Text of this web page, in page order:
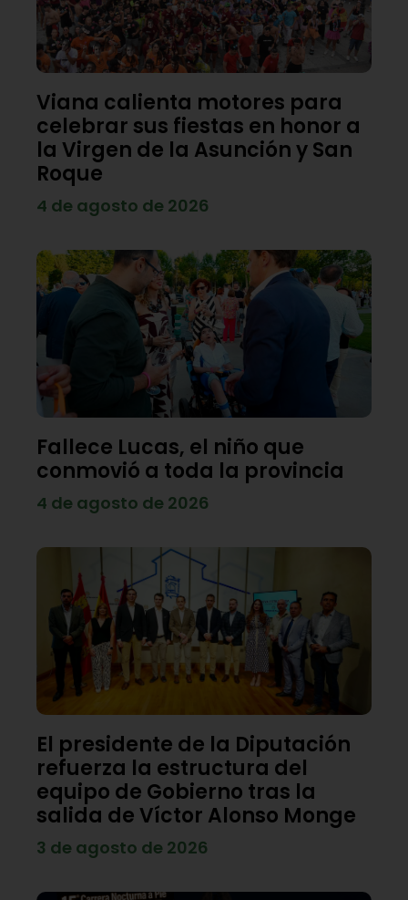
Viana calienta motores para
celebrar sus fiestas en honor a
la Virgen de la Asunción y San
Roque
4 de agosto de 2026
Fallece Lucas, el niño que
conmovió a toda la provincia
4 de agosto de 2026
El presidente de la Diputación
refuerza la estructura del
equipo de Gobierno tras la
salida de Víctor Alonso Monge
3 de agosto de 2026